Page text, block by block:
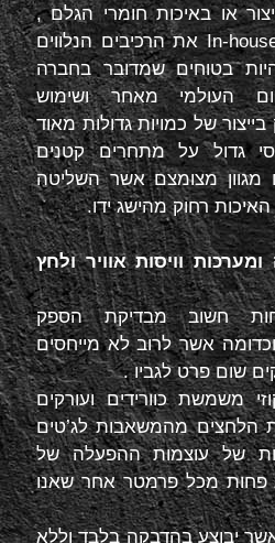
או באיכות חומרי הגלם ,
In-את הרכיבים הנלווים
בטוחים שמדובר בחברה
העולמי מאחר ושימוש
של כמויות גדולות מאוד
גדול על מתחרים קטנים
מגוון מצומצם אשר השליטה
רחוק מהישג ידו.
וויסות אוויר ולחץ
חשוב מבדיקת הספק
אשר לרוב לא מייחסים
שום פרט לגביו .
משמשת כוורידים ועורקים
הלחצים מהמשאבות לג’טים
של עוצמות ההפעלה של
פחות מכל פרמטר אחר שאנו
יבוצע בהדבקה בלבד וללא